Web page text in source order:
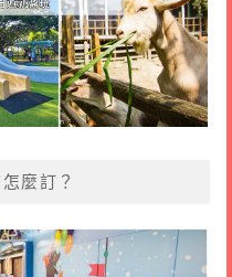
麼訂？